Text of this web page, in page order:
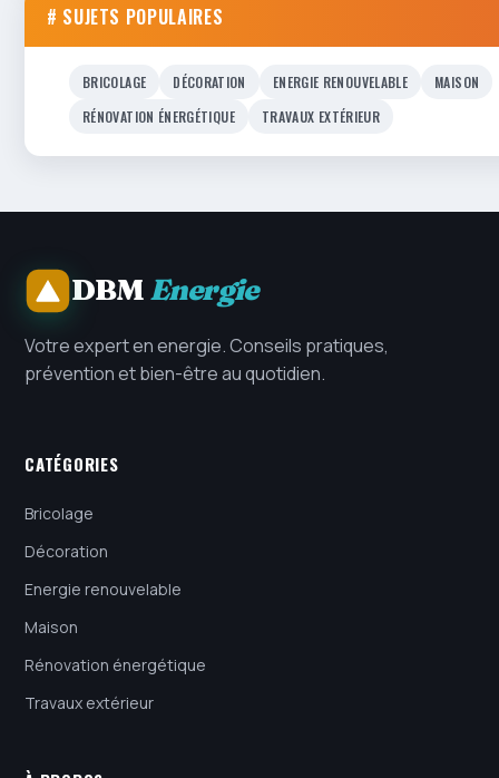
# SUJETS POPULAIRES
BRICOLAGE DÉCORATION ENERGIE RENOUVELABLE
MAISON
RÉNOVATION ÉNERGÉTIQUE
TRAVAUX EXTÉRIEUR
DBMEnergie
Votre expert en energie. Conseils pratiques,
prévention et bien-être au quotidien.
CATÉGORIES
Bricolage
Décoration
Energie renouvelable
Maison
Rénovation énergétique
Travaux extérieur